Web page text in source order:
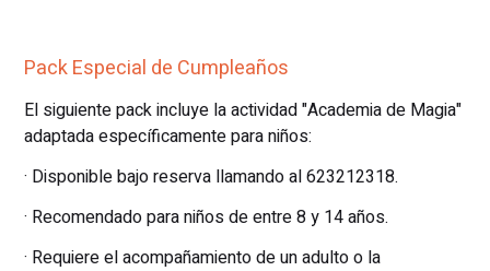
Pack Especial de Cumpleaños
El siguiente pack incluye la actividad "Academia de Magia"
adaptada específicamente para niños:
· Disponible bajo reserva llamando al 623212318.
· Recomendado para niños de entre 8 y 14 años.
· Requiere el acompañamiento de un adulto o la